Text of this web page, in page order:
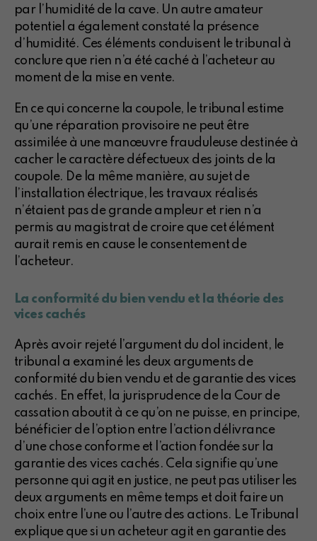
par l’humidité de la cave. Un autre amateur
potentiel a également constaté la présence
d’humidité. Ces éléments conduisent le tribunal à
conclure que rien n’a été caché à l’acheteur au
moment de la mise en vente.
En ce qui concerne la coupole, le tribunal estime
qu’une réparation provisoire ne peut être
assimilée à une manœuvre frauduleuse destinée à
cacher le caractère défectueux des joints de la
coupole. De la même manière, au sujet de
l’installation électrique, les travaux réalisés
n’étaient pas de grande ampleur et rien n’a
permis au magistrat de croire que cet élément
aurait remis en cause le consentement de
l’acheteur.
La conformité du bien vendu et la théorie des
vices cachés
Après avoir rejeté l’argument du dol incident, le
tribunal a examiné les deux arguments de
conformité du bien vendu et de garantie des vices
cachés. En effet, la jurisprudence de la Cour de
cassation aboutit à ce qu’on ne puisse, en principe,
bénéficier de l’option entre l’action délivrance
d’une chose conforme et l’action fondée sur la
garantie des vices cachés. Cela signifie qu’une
personne qui agit en justice, ne peut pas utiliser les
deux arguments en même temps et doit faire un
choix entre l’une ou l’autre des actions. Le Tribunal
explique que si un acheteur agit en garantie des